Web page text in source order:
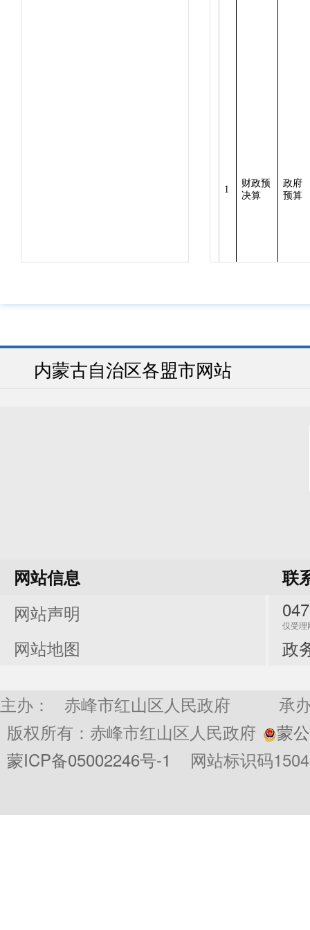
1
财政预
决算
政府
预算
内蒙古自治区各盟市网站
网站信息
网站声明
网站地图
联
仅受理
政
主办： 赤峰市红山区人民政府 承
版权所有：赤峰市红山区人民政府
蒙
蒙ICP备05002246号-1
网站标识码